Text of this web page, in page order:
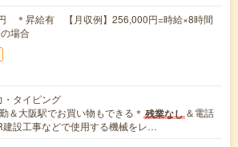
＊昇給有 【月収例】256,000円=時給×8時間
場合
・タイピング
＆大阪駅でお買い物もできる＊ 残業なし ＆電話
建設工事などで使用する機械をレ…